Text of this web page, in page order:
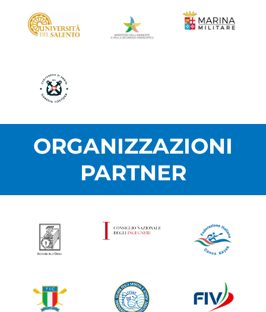
ORGANIZZAZIONI
PARTNER